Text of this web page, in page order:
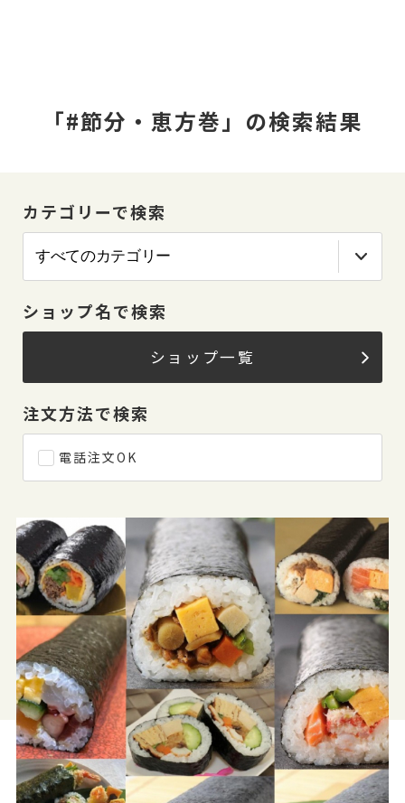
「#節分・恵方巻」の検索結果
カテゴリーで検索
ショップ名で検索
ショップ一覧
注文方法で検索
電話注文OK